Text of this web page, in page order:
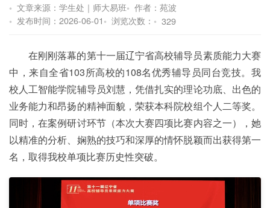
文章来源：学生处｜师大易班
作者：苑波
发布时间：2026-06-01
浏览次数： 329
在刚刚落幕的第十一届辽宁省高校辅导员素质能力大赛
中，来自全省103所高校的108名优秀辅导员同台竞技。我
校人工智能学院辅导员刘慧，凭借扎实的理论功底、出色的
业务能力和昂扬的精神面貌，荣获本科院校组个人二等奖。
同时，在案例研讨环节（本次大赛四项比赛内容之一），她
以精准的分析、娴熟的技巧和深厚的情怀脱颖而出获得第一
名，取得我校单项比赛历史性突破。